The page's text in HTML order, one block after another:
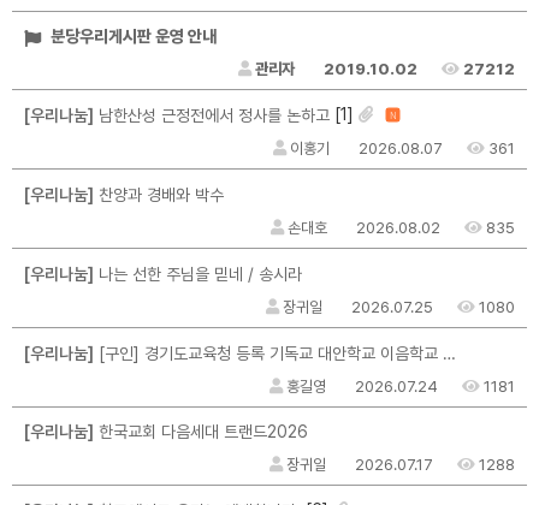
분당우리게시판 운영 안내
관리자 2019.10.02 27212
[우리나눔] 남한산성 근정전에서 정사를 논하고 [1] N
이홍기 2026.08.07 361
[우리나눔] 찬양과 경배와 박수
손대호 2026.08.02 835
[우리나눔] 나는 선한 주님을 믿네 / 송시라
장귀일 2026.07.25 1080
[우리나눔] [구인] 경기도교육청 등록 기독교 대안학교 이음학교 교직원 채용 공고
홍길영 2026.07.24 1181
[우리나눔] 한국교회 다음세대 트랜드2026
장귀일 2026.07.17 1288